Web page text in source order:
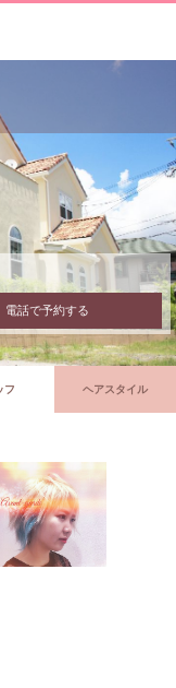
電話で予約する
フ ヘアスタイル